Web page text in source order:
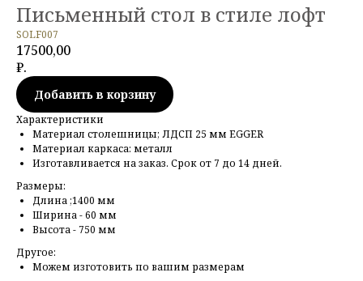
Письменный стол в стиле лофт
SOLF007
17500,00
₽.
Добавить в корзину
Характеристики
Материал столешницы; ЛДСП 25 мм EGGER
Материал каркаса: металл
Изготавливается на заказ. Срок от 7 до 14 дней.
Размеры:
Длина ;1400 мм
Ширина - 60 мм
Высота - 750 мм
Другое:
Можем изготовить по вашим размерам